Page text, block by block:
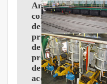
Analisis
comparativo
del
proceso
de
produccion
de
aceite